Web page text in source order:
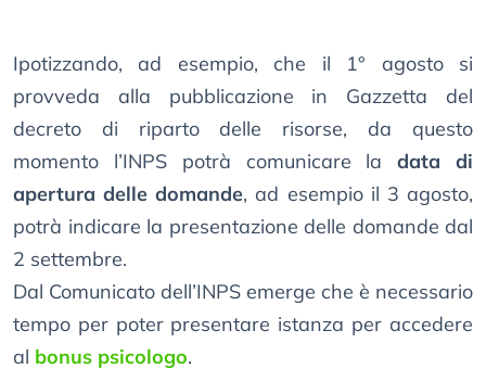
Ipotizzando, ad esempio, che il 1° agosto si
provveda alla pubblicazione in Gazzetta del
decreto di riparto delle risorse, da questo
momento l’INPS potrà comunicare ladata di
apertura delle domande, ad esempio il 3 agosto,
potrà indicare la presentazione delle domande dal
2 settembre.
Dal Comunicato dell’INPS emerge che è necessario
tempo per poter presentare istanza per accedere
al bonus psicologo.